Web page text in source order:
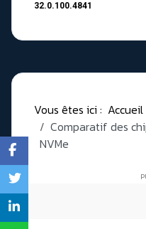
32.0.100.4841
Vous êtes ici : Accueil
Comparatif des
NVMe